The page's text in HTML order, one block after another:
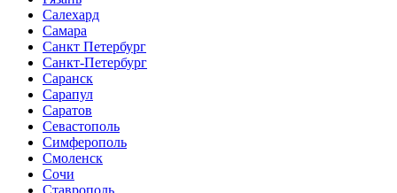
Салехард
Самара
Санкт Петербург
Санкт-Петербург
Саранск
Сарапул
Саратов
Севастополь
Симферополь
Смоленск
Сочи